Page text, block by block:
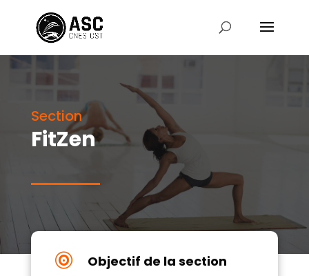
Section
FitZen
 Objectif de la section